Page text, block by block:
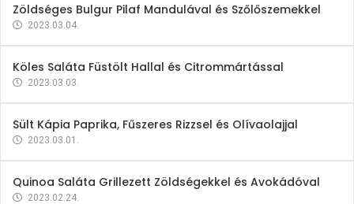
Zöldséges Bulgur Pilaf Mandulával és Szőlőszemekkel
2023.03.04.
Köles Saláta Füstölt Hallal és Citrommártással
2023.03.03.
Sült Kápia Paprika, Fűszeres Rizzsel és Olívaolajjal
2023.03.01.
Quinoa Saláta Grillezett Zöldségekkel és Avokádóval
2023.02.24.